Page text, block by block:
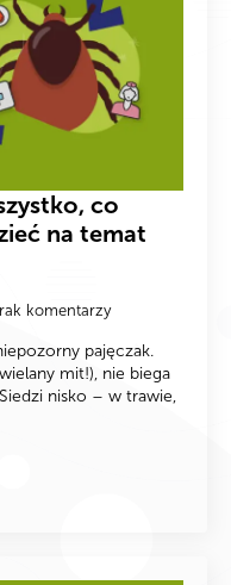
co
na temat
komentarzy
pajęczak.
mit!), nie biega
nisko – w trawie,